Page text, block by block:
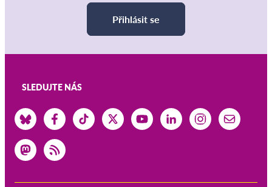
Přihlásit se
SLEDUJTE NÁS